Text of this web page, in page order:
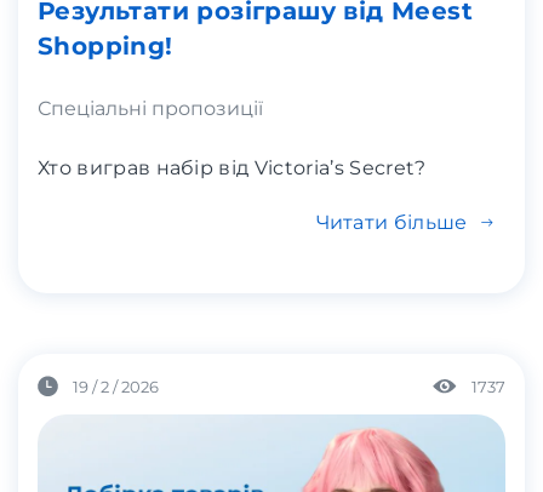
Результати розіграшу від Meest
Shopping!
Спеціальні пропозиції
Хто виграв набір від Victoria’s Secret?
Читати більше
19 / 2 / 2026 1737